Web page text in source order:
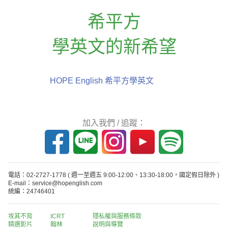
希平方
學英文的新希望
HOPE English 希平方學英文
加入我們 / 追蹤：
電話：02-2727-1778 ( 週一至週五 9:00-12:00、13:30-18:00，國定假日除外 )
E-mail：service@hopenglish.com
統編：24746401
攻其不背
精選影片
ICRT
翰林
隱私權與服務條款
說明與導覽